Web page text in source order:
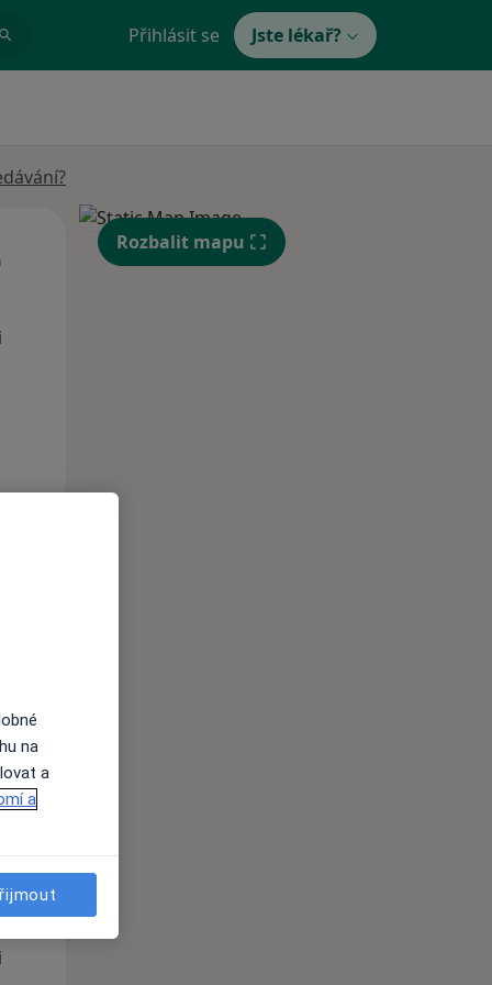
Přihlásit se Jste lékař?
St Čt
13 Srpen
11 Srpen
Rozbalit mapu
na
a
a